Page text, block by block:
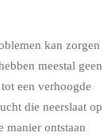
kan zorgen
meestal geen
een verhoogde
die neerslaat op
manier ontstaan